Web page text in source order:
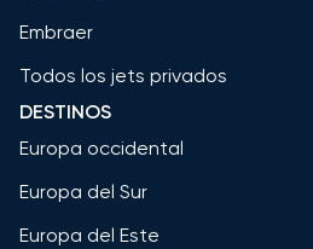
Embraer
Todos los jets privados
DESTINOS
Europa occidental
Europa del Sur
Europa del Este